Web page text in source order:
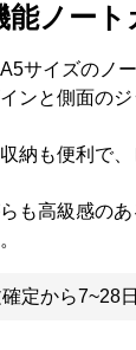
能ノート
サイズのノ
ンと側面の
納も便利で
も高級感の
定から7~28